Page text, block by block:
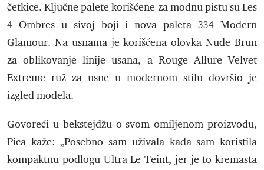
četkice. Ključne palete korišćene za modnu pistu su Les
4 Ombres u sivoj boji i nova paleta 334 Modern
Glamour. Na usnama je korišćena olovka Nude Brun
za oblikovanje linije usana, a Rouge Allure Velvet
Extreme ruž za usne u modernom stilu dovršio je
izgled modela.
Govoreći u bekstejdžu o svom omiljenom proizvodu,
Pica kaže: „Posebno sam uživala kada sam koristila
kompaktnu podlogu Ultra Le Teint, jer je to kremasta